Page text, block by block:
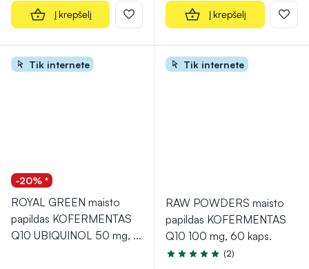
Į krepšelį Į krepšelį
Tik internete
-20% *
ROYAL GREEN maisto
papildas KOFERMENTAS
Q10 UBIQUINOL 50 mg, ...
Tik internete
RAW POWDERS maisto
papildas KOFERMENTAS
Q10 100 mg, 60 kaps.
Įvertinimas 5.0 iš 5
(2)